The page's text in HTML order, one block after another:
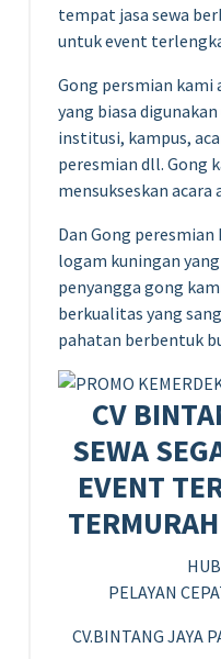
tempat jasa sewa
untuk event
Gong persmian kami
yang biasa
institusi, kampus,
peresmian dll. Gong
mensukseskan acara
Dan Gong
logam kuningan
penyangga gong
berkualitas yang
pahatan berbentuk
CV
SEWA
EVENT
PELAYAN
CV.BINTANG JAYA